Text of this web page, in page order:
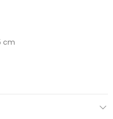
cm